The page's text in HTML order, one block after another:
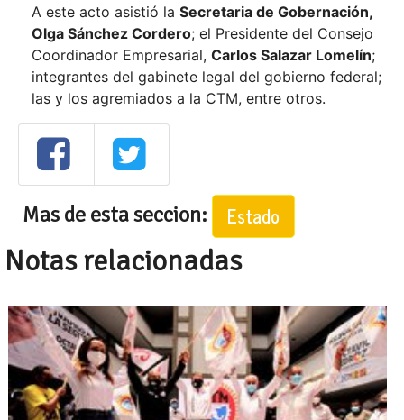
A este acto asistió la Secretaria de Gobernación,
Olga Sánchez Cordero; el Presidente del Consejo
Coordinador Empresarial, Carlos Salazar Lomelín;
integrantes del gabinete legal del gobierno federal;
las y los agremiados a la CTM, entre otros.
Mas de esta seccion: Estado
Notas relacionadas